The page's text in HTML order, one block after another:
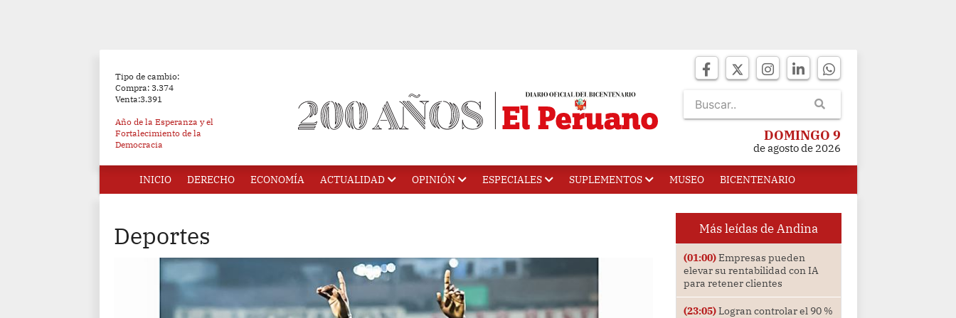
Tipo de cambio:
Compra: 3.374
Venta:3.391
Año de la Esperanza y el
Fortalecimiento de la
Democracia
DOMINGO 9
de agosto de 2026
INICIO DERECHO ECONOMÍA ACTUALIDAD OPINIÓN ESPECIALES SUPLEMENTOS MUSEO BICENTENARIO
Deportes Más leídas de Andina
(01:00)Empresas pueden
elevar su rentabilidad con IA
para retener clientes
(23:05)Logran controlar el 90 %